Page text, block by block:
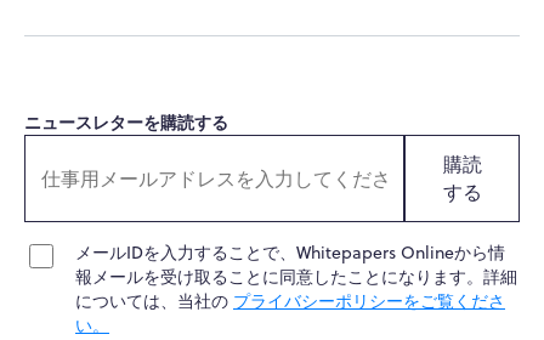
ニュースレターを購読する
購読
する
メールIDを入力することで、Whitepapers Onlineから情
報メールを受け取ることに同意したことになります。詳細
については、当社の プライバシーポリシーをご覧くださ
い。